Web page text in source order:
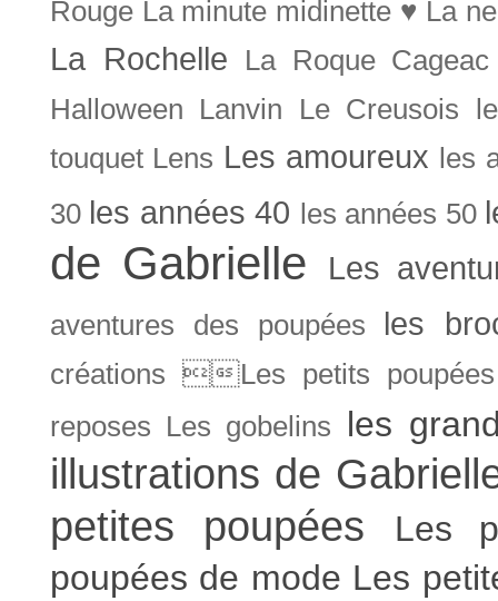
Rouge La minute midinette ♥ La
La Rochelle
La Roque Cageac
Halloween
Lanvin Le Creusois
touquet Lens Les amoureux
les
30 les années 40 les années 50
de Gabrielle Les
aventures des poupées les
créations Les petits
reposes Les gobelins les
illustrations de
petites poupées
Les
poupées de mode Les